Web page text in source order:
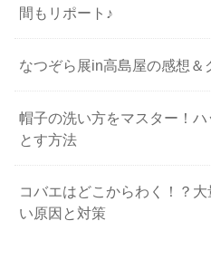
間もリポート♪
なつぞら展in高島屋の感想＆
帽子の洗い方をマスター！
とす方法
コバエはどこからわく！？
い原因と対策